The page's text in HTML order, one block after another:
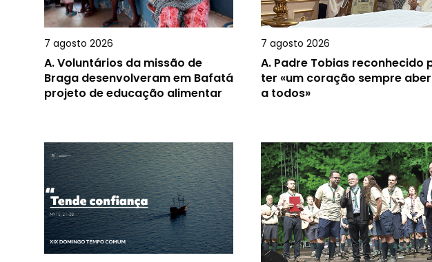
7 agosto 2026
A.Voluntários da missão de
Braga desenvolveram em Bafatá
projeto de educação alimentar
7 agosto 2026
A. Padre Tobias reconhecido
ter «um coração sempre
a todos»